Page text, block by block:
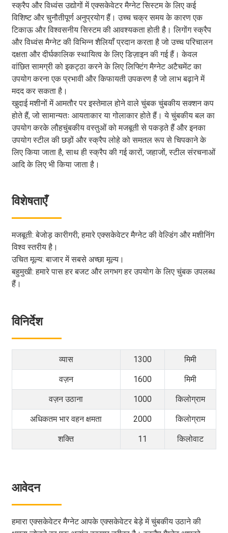
स्क्रैप और विध्वंस उद्योगों में एक्सकेवेटर मैग्नेट सिस्टम के लिए कई
विशिष्ट और चुनौतीपूर्ण अनुप्रयोग हैं। उच्च चक्र समय के कारण एक
टिकाऊ और विश्वसनीय सिस्टम की आवश्यकता होती है। लिगोंग स्क्रैप
और विध्वंस मैग्नेट की विभिन्न शैलियाँ प्रदान करता है जो उच्च परिचालन
दक्षता और दीर्घकालिक स्थायित्व के लिए डिज़ाइन की गई हैं। केवल
वांछित सामग्री को इकट्ठा करने के लिए लिफ्टिंग मैग्नेट अटैचमेंट का
उपयोग करना एक प्रभावी और किफायती उपकरण है जो लाभ बढ़ाने में
मदद कर सकता है।
खुदाई मशीनों में आमतौर पर इस्तेमाल होने वाले चुंबक चुंबकीय सक्शन कप
होते हैं, जो सामान्यतः आयताकार या गोलाकार होते हैं। ये चुंबकीय बल का
उपयोग करके लौहचुंबकीय वस्तुओं को मजबूती से पकड़ते हैं और इनका
उपयोग स्टील की छड़ों और स्क्रैप लोहे को समतल रूप से चिपकाने के
लिए किया जाता है, साथ ही स्क्रैप की गई कारों, जहाजों, स्टील संरचनाओं
आदि के लिए भी किया जाता है।
विशेषताएँ
मजबूती: बेजोड़ कारीगरी; हमारे एक्सकेवेटर मैग्नेट की वेल्डिंग और मशीनिंग
विश्व स्तरीय है।
उचित मूल्य: बाजार में सबसे अच्छा मूल्य।
बहुमुखी: हमारे पास हर बजट और लगभग हर उपयोग के लिए चुंबक उपलब्ध
हैं।
विनिर्देश
व्यास 1300 मिमी
वज़न 1600 मिमी
वज़न उठाना 1000 किलोग्राम
अधिकतम भार वहन क्षमता 2000 किलोग्राम
शक्ति 11 किलोवाट
आवेदन
हमारा एक्सकेवेटर मैग्नेट आपके एक्सकेवेटर बेड़े में चुंबकीय उठाने की